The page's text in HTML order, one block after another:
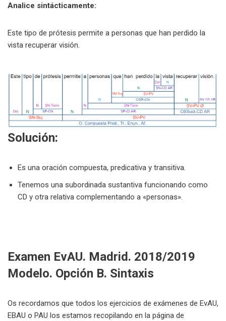
Analice sintácticamente:
Este tipo de prótesis permite a personas que han perdido la
vista recuperar visión.
Solución:
Es una oración compuesta, predicativa y transitiva.
Tenemos una subordinada sustantiva funcionando como
CD y otra relativa complementando a «personas».
Examen EvAU. Madrid. 2018/2019
Modelo. Opción B. Sintaxis
Os recordamos que todos los ejercicios de exámenes de EvAU,
EBAU o PAU los estamos recopilando en la página de